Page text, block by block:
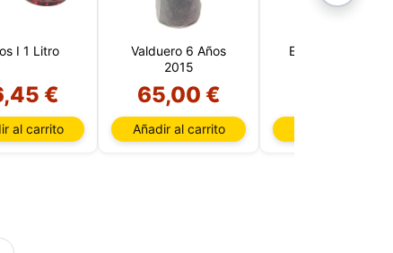
I 1 Litro
€
al carrito
Valduero 6 Años
2015
65,00 €
Añadir al carrito
Enrique Mendoza